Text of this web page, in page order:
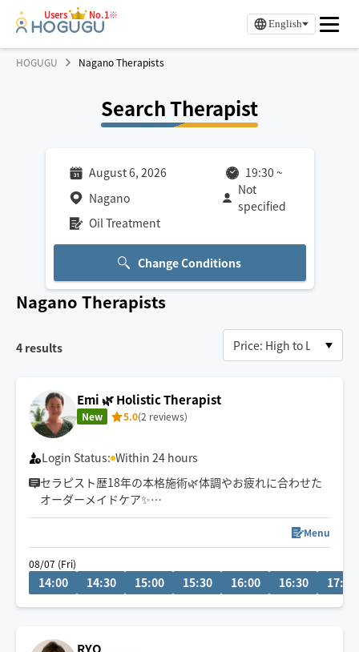
Users No.1※
English
HOGUGU Nagano Therapists
Search Therapist
August 6, 2026 19:30 ~
Nagano
Not
specified
Oil Treatment
Change Conditions
Nagano Therapists
4 results
Emi 🌿 Holistic Therapist
New 5.0(2 reviews)
Login Status: Within 24 hours
セラピスト歴18年の本格施術🌿体調やお疲れに合わせた
オーダーメイドケア✨
高崎市・群馬県内近郊、軽井沢エリアのホテル・別荘、
ご自宅、埼玉県、東京への出張実績ございます🚘
男性おひとりさま、ご夫婦、ペアは3h〜大歓迎！
Menu
08/07 (Fri)
14:00 14:30 15:00 15:30 16:00 16:30 17:00
RYO